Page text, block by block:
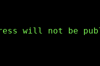
will not be